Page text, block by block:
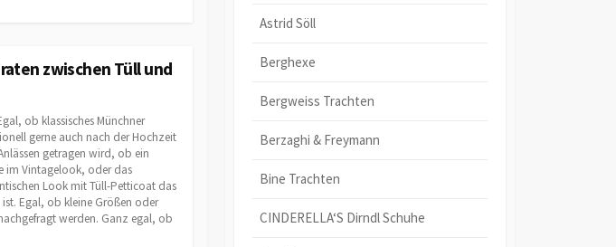
zwischen Tüll und
ob klassisches Münchner
gerne auch nach der Hochzeit
getragen wird, ob ein
im Vintagelook, oder das
Look mit Tüll-Petticoat das
Egal, ob kleine Größen oder
werden. Ganz egal, ob
Astrid Söll
Berghexe
Bergweiss Trachten
Berzaghi & Freymann
Bine Trachten
CINDERELLA‘S Dirndl Schuhe